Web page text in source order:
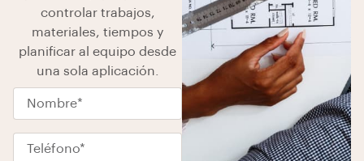
controlar trabajos,
materiales, tiempos y
planificar al equipo desde
una sola aplicación.